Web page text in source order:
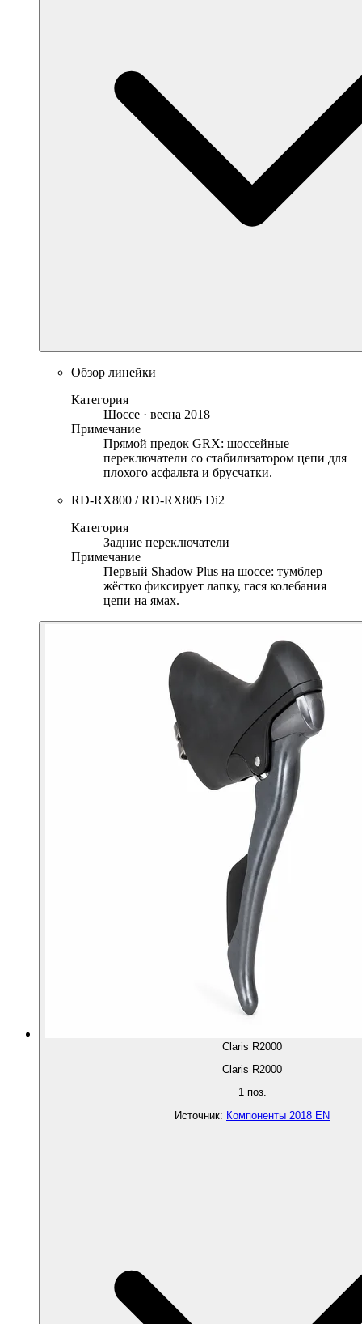
Обзор линейки
Категория
Шоссе · весна 2018
Примечание
Прямой предок GRX: шоссейные
переключатели со стабилизатором цепи для
плохого асфальта и брусчатки.
RD-RX800 / RD-RX805 Di2
Категория
Задние переключатели
Примечание
Первый Shadow Plus на шоссе: тумблер
жёстко фиксирует лапку, гася колебания
цепи на ямах.
Claris R2000
Claris R2000
1поз.
Источник: Компоненты 2018 EN